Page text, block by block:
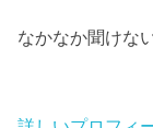
なかなか聞けな